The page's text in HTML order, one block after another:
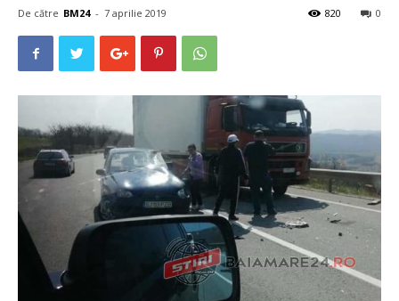
De către BM24 - 7 aprilie 2019 0
820